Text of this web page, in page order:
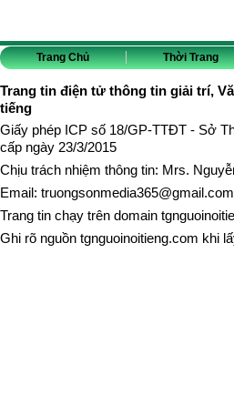
Trang Chủ Thời Trang
Trang tin điện tử thông tin giải trí,
tiếng
Giấy phép ICP số 18/GP-TTĐT - Sở
cấp ngày 23/3/2015
Chịu trách nhiệm thông tin: Mrs.
Email: truongsonmedia365@gmail.com
Trang tin chạy trên domain
Ghi rõ nguồn tgnguoinoitieng.com khi